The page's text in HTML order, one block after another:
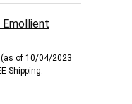
(as of 10/04/2023
Shipping.